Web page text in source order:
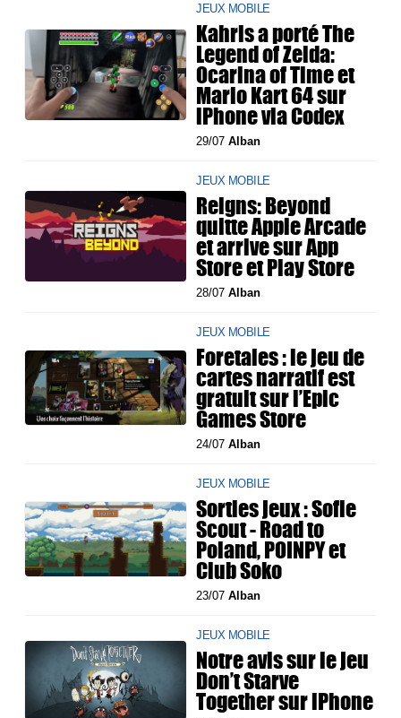
JEUX MOBILE
Kahris a porté The
Legend of Zelda:
Ocarina of Time et
Mario Kart 64 sur
iPhone via Codex
29/07Alban
JEUX MOBILE
Reigns: Beyond
quitte Apple Arcade
et arrive sur App
Store et Play Store
28/07Alban
JEUX MOBILE
Foretales : le jeu de
cartes narratif est
gratuit sur l’Epic
Games Store
24/07Alban
JEUX MOBILE
Sorties jeux : Sofie
Scout - Road to
Poland, POINPY et
Club Soko
23/07Alban
JEUX MOBILE
Notre avis sur le jeu
Don’t Starve
Together sur iPhone